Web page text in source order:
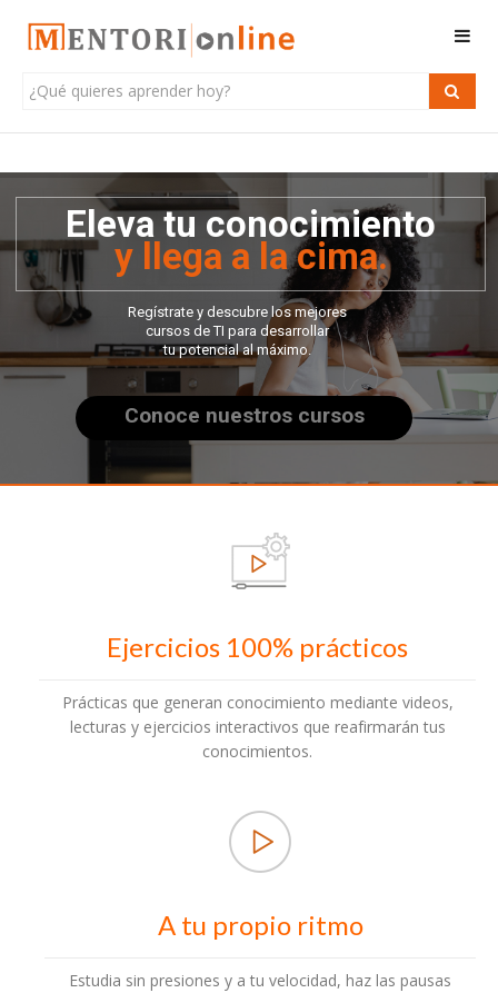
y llega a la cima.
Ejercicios 100% prácticos
Prácticas que generan conocimiento mediante videos,
lecturas y ejercicios interactivos que reafirmarán tus
conocimientos.
A tu propio ritmo
Estudia sin presiones y a tu velocidad, haz las pausas